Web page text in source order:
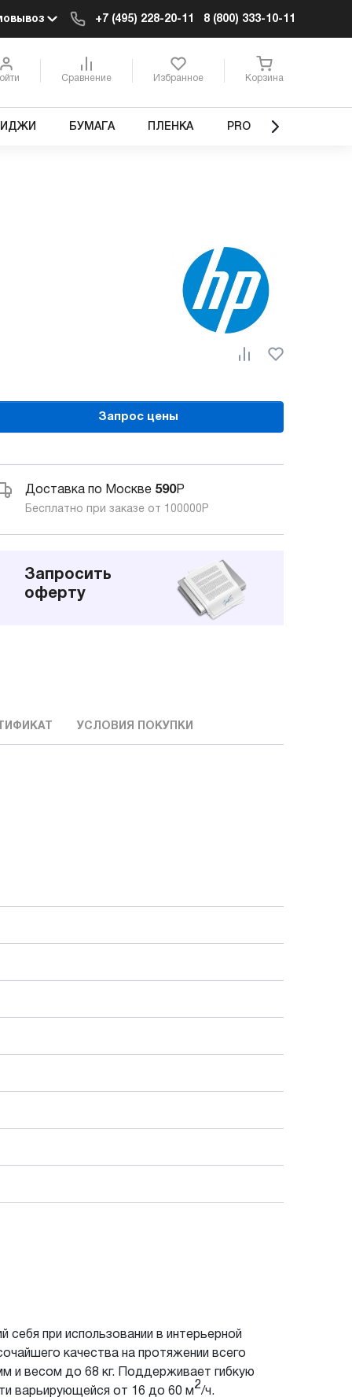
+7 (495) 228-20-11 8 (800) 333-10-11
Сравнение Избранное Корзина
БУМАГА ПЛЕНКА PRO
Запрос цены
Доставка по Москве 590Р
Бесплатно при заказе от 100000 Р
Запросить
оферту
УСЛОВИЯ ПОКУПКИ
при использовании в интерьерной
качества на протяжении всего
и весом до 68 кг. Поддерживает гибкую
варьирующейся от 16 до 60 м
2
/ч.